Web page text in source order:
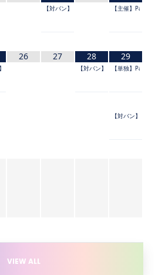
ーキット『超宴祭！』
Vol.54 【対バン】shibuya luisant Vol.55
【主催】
でびぱっぱ夏祭 2026 〜東の陣〜」
Appare! Presents エンドレスサマー 2026
26 27 28
【対バン】@JAM TAIPEI
29
【単独】Palette
【対バン】
by UP-T
VIEW ALL